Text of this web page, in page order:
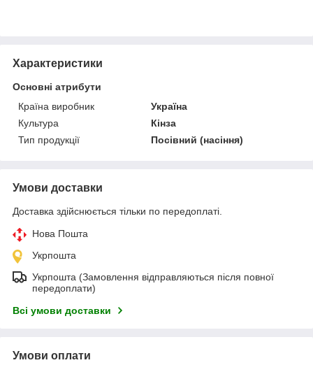
Характеристики
Основні атрибути
Країна виробник
Україна
Культура
Кінза
Тип продукції
Посівний (насіння)
Умови доставки
Доставка здійснюється тільки по передоплаті.
Нова Пошта
Укрпошта
Укрпошта (Замовлення відправляються після повної
передоплати)
Всі умови доставки
Умови оплати